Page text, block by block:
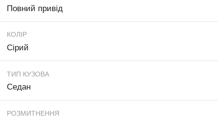
Повний привід
КОЛІР
Сірий
ТИП КУЗОВА
Седан
РОЗМИТНЕННЯ